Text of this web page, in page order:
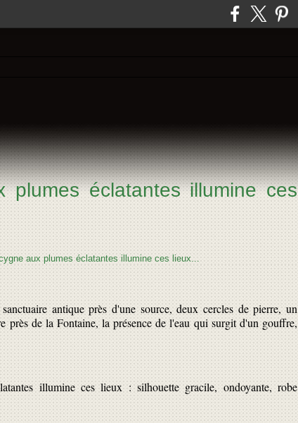
plumes éclatantes illumine ces
antique près d'une source, deux cercles de pierre, un
près de la Fontaine, la présence de l'eau qui surgit d'un gouffre,
illumine ces lieux : silhouette gracile, ondoyante, robe